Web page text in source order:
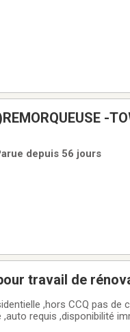
-TOWING DEMANDÉ ET
depuis 56 jours
travail de
pas de carte nécessaire ,temps partiel
requis ,disponibilité